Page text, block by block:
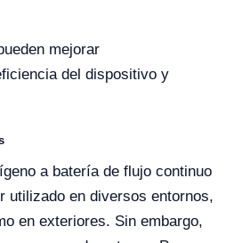
mejorar
del dispositivo y
a batería de flujo continuo
utilizado en diversos entornos,
en exteriores. Sin embargo,